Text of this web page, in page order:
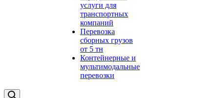
услуги для
транспортных
компаний
Перевозка
сборных грузов
от 5 тн
Контейнерные и
мультимодальные
перевозки